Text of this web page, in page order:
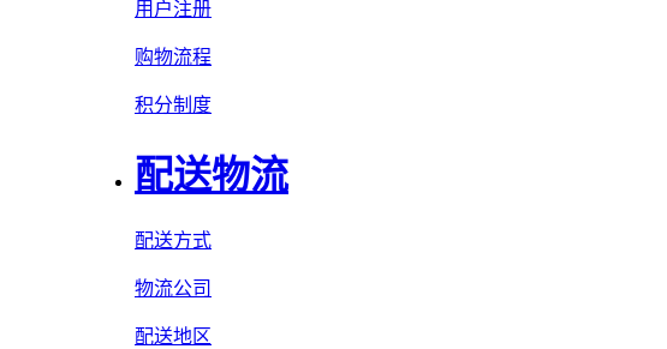
用户注册
购物流程
积分制度
配送物流
配送方式
物流公司
配送地区